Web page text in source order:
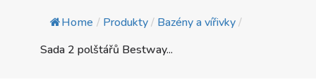
Home / Produkty/ Bazény a vířivky/
Sada 2 polštářů Bestway...